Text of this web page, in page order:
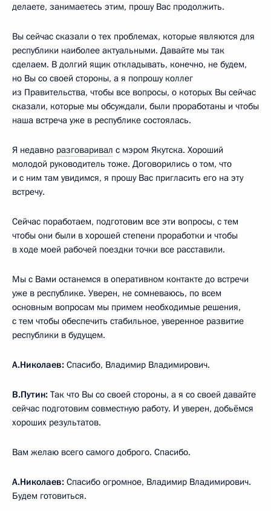
делаете, занимаетесь этим, прошу Вас продолжить.
Вы сейчас сказали о тех проблемах, которые являются для
республики наиболее актуальными. Давайте мы так
сделаем. В долгий ящик откладывать, конечно, не будем,
но Вы со своей стороны, а я попрошу коллег
из Правительства, чтобы все вопросы, о которых Вы сейчас
сказали, которые мы обсуждали, были проработаны и чтобы
наша встреча уже в республике состоялась.
Я недавно разговаривал с мэром Якутска. Хороший
молодой руководитель тоже. Договорились о том, что
и с ним там увидимся, я прошу Вас пригласить его на эту
встречу.
Сейчас поработаем, подготовим все эти вопросы, с тем
чтобы они были в хорошей степени проработки и чтобы
в ходе моей рабочей поездки точки все расставили.
Мы с Вами останемся в оперативном контакте до встречи
уже в республике. Уверен, не сомневаюсь, по всем
основным вопросам мы примем необходимые решения,
с тем чтобы обеспечить стабильное, уверенное развитие
республики в будущем.
А.Николаев: Спасибо, Владимир Владимирович.
В.Путин: Так что Вы со своей стороны, а я со своей давайте
сейчас подготовим совместную работу. И уверен, добьёмся
хороших результатов.
Вам желаю всего самого доброго. Спасибо.
А.Николаев: Спасибо огромное, Владимир Владимирович.
Будем готовиться.